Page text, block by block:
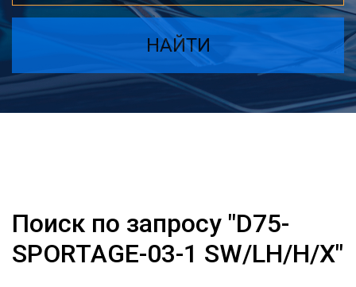
НАЙТИ
Поиск по запросу "D75-
SPORTAGE-03-1 SW/LH/H/X"